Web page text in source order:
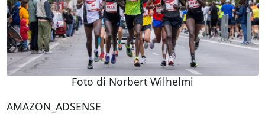
Foto di Norbert Wilhelmi
AMAZON_ADSENSE